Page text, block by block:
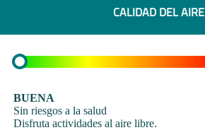
CALIDAD DEL AIRE
BUENA
Sin riesgos a la salud
Disfruta actividades al aire libre.